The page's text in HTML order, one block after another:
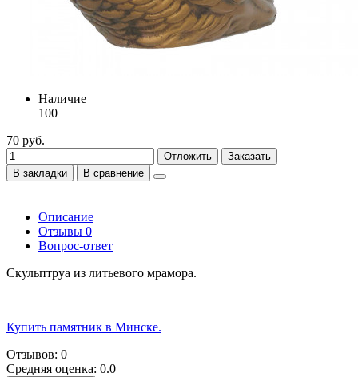
Наличие
100
70 руб.
Отложить
Заказать
В закладки
В сравнение
Описание
Отзывы 0
Вопрос-ответ
Скульптруа из литьевого мрамора.
Купить памятник в Минске.
Отзывов: 0
Средняя оценка: 0.0